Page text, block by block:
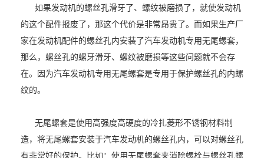
如果发动机的螺丝孔滑牙了、螺纹被磨损了，就使发动机
的这个配件报废了，那这个代价是非常昂贵了。而如果生产厂
家在发动机配件的螺丝孔内安装了汽车发动机专用无尾螺套，
那么，螺丝孔的螺牙滑牙、螺纹被磨损等这些问题就不会存
在。因为汽车发动机专用无尾螺套是专用于保护螺丝孔的内螺
纹的。
无尾螺套是使用高强度高硬度的冷扎菱形不锈钢材料制
造，将无尾螺套安装于汽车发动机的螺丝孔内，可以对螺丝孔
有非常好的保护。比如：使用无尾螺套来消除螺栓与螺丝孔螺